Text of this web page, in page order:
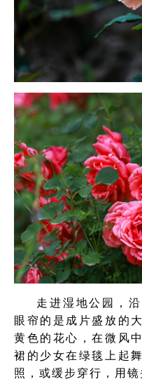
走进湿地公园，
眼帘的是成片盛放的
黄色的花心，在微风
裙的少女在绿毯上起
照，或缓步穿行，用